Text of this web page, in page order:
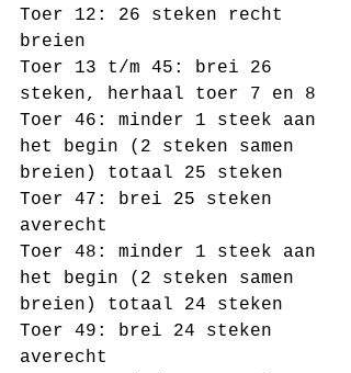
Toer 12: 26 steken recht
breien
Toer 13 t/m 45: brei 26
steken, herhaal toer 7 en 8
Toer 46: minder 1 steek aan
het begin (2 steken samen
breien) totaal 25 steken
Toer 47: brei 25 steken
averecht
Toer 48: minder 1 steek aan
het begin (2 steken samen
breien) totaal 24 steken
Toer 49: brei 24 steken
averecht